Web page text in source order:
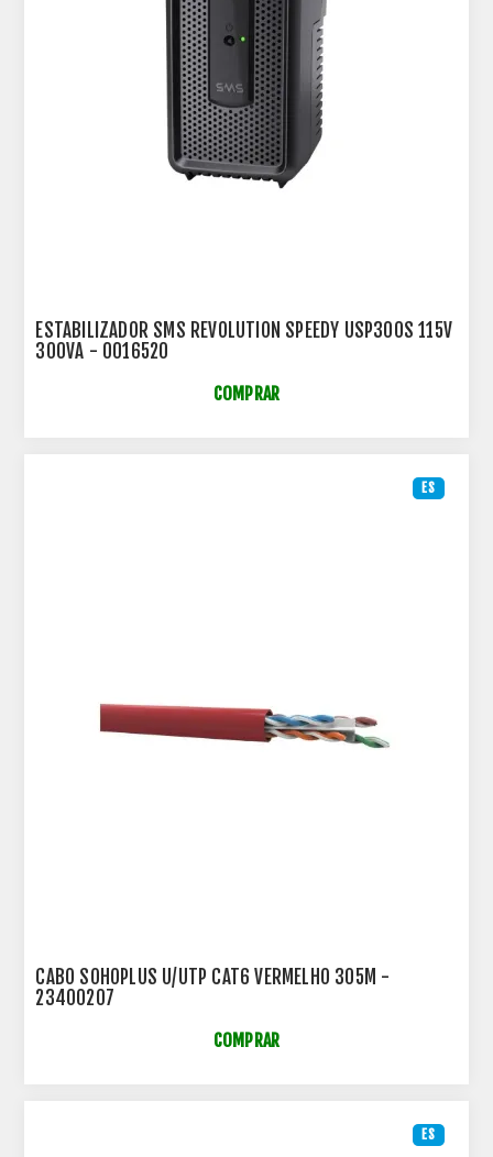
ESTABILIZADOR SMS REVOLUTION SPEEDY USP300S 115V
300VA - 0016520
COMPRAR
ES
CABO SOHOPLUS U/UTP CAT6 VERMELHO 305M -
23400207
COMPRAR
ES